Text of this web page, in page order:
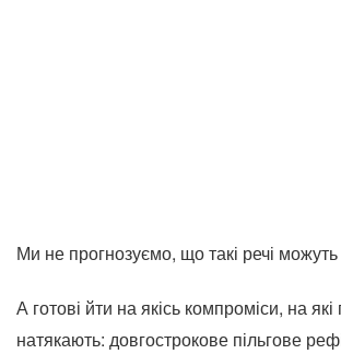
Ми не прогнозуємо, що такі речі можуть
А готові йти на якісь компроміси, на які
натякають: довгострокове пільгове